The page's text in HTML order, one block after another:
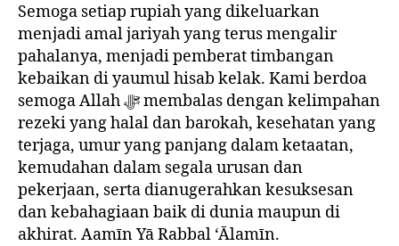
Semoga setiap rupiah yang dikeluarkan
menjadi amal jariyah yang terus mengalir
pahalanya, menjadi pemberat timbangan
kebaikan di yaumul hisab kelak. Kami berdoa
semoga Allah ﷻ membalas dengan kelimpahan
rezeki yang halal dan barokah, kesehatan yang
terjaga, umur yang panjang dalam ketaatan,
kemudahan dalam segala urusan dan
pekerjaan, serta dianugerahkan kesuksesan
dan kebahagiaan baik di dunia maupun di
akhirat. Aamīn Yā Rabbal ‘Ālamīn.